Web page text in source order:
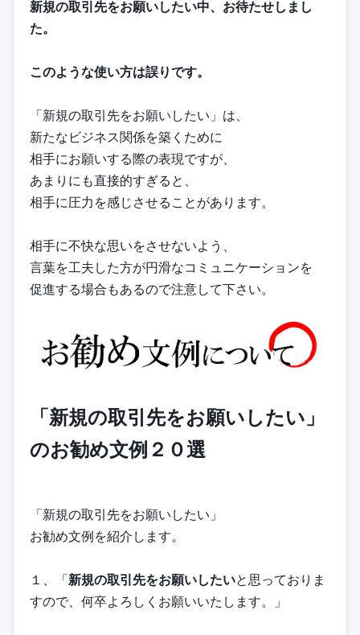
新規の取引先をお願いしたい中、お待たせしまし
た。
このような使い方は誤りです。
「新規の取引先をお願いしたい」は、
新たなビジネス関係を築くために
相手にお願いする際の表現ですが、
あまりにも直接的すぎると、
相手に圧力を感じさせることがあります。
相手に不快な思いをさせないよう、
言葉を工夫した方が円滑なコミュニケーションを
促進する場合もあるので注意して下さい。
「新規の取引先をお願いしたい」
のお勧め文例２０選
「新規の取引先をお願いしたい」
お勧め文例を紹介します。
１、「新規の取引先をお願いしたいと思っておりま
すので、何卒よろしくお願いいたします。」